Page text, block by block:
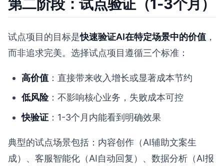
第二阶段：试点验证（1-3个月）
试点项目的目标是快速验证AI在特定场景中的价值 ，
而非追求完美。选择试点项目遵循三个标准：
高价值 ：直接带来收入增长或显著成本节约
低风险：不影响核心业务，失败成本可控
快验证 ：1-3个月内能看到明确效果
典型的试点场景包括：内容创作（AI辅助文案生
成）、客服智能化（AI自动回复）、数据分析（AI报